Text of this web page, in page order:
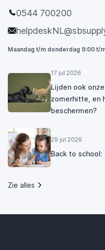
0544 700200
Maandag t/m donderdag 9:00 t/
17 jul 2026
Lijden ook
zomerhitte, en
beschermen?
29 jul 2026
Back to
Zie alles